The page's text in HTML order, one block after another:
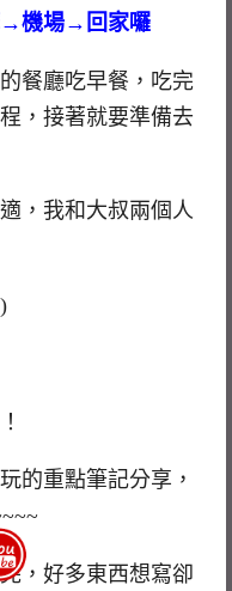
→機場→回家囉
餐廳吃早餐，吃完
，接著就要準備去
，我和大叔兩個人
的重點筆記分享，
，好多東西想寫卻